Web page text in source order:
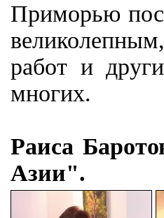
Приморью
работ и
многих.
Раиса
Азии".